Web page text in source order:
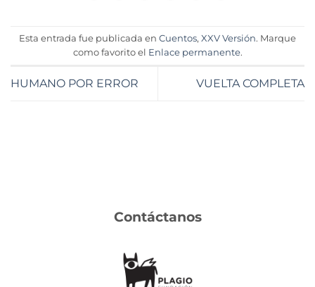
Esta entrada fue publicada en Cuentos, XXV Versión. Marque
como favorito el Enlace permanente.
HUMANO POR ERROR VUELTA COMPLETA
Contáctanos